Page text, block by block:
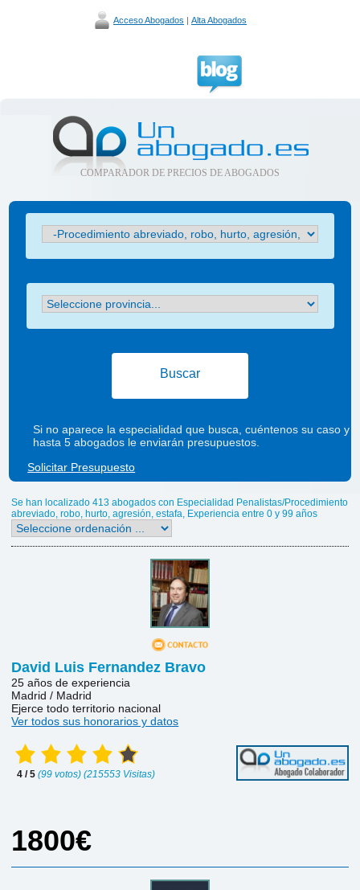
Acceso Abogados |Alta Abogados
COMPARADOR DE PRECIOS DE ABOGADOS
Buscar
Si no aparece la especialidad que busca, cuéntenos su caso y
hasta 5 abogados le enviarán presupuestos.
Solicitar Presupuesto
Se han localizado 413 abogados con Especialidad Penalistas/Procedimiento
abreviado, robo, hurto, agresión, estafa, Experiencia entre 0 y 99 años
David Luis Fernandez Bravo
25 años de experiencia
Madrid / Madrid
Ejerce todo territorio nacional
Ver todos sus honorarios y datos
4 / 5(99 votos) (215553 Visitas)
1800€